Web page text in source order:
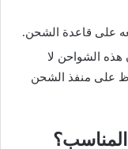
على قاعدة الشحن.
هذه الشواحن لا
على منفذ الشحن